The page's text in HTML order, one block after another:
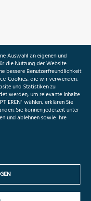
Initiative
Auswahl an eigenen und
die Nutzung der Website
bessere Benutzerfreundlichkeit
Cookies, die wir verwenden,
und Statistiken zu
werden, um relevante Inhalte
wählen, erklären Sie
Sie können jederzeit unter
und ablehnen sowie Ihre